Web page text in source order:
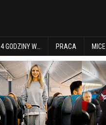
4 GODZINY W… PRACA MICE